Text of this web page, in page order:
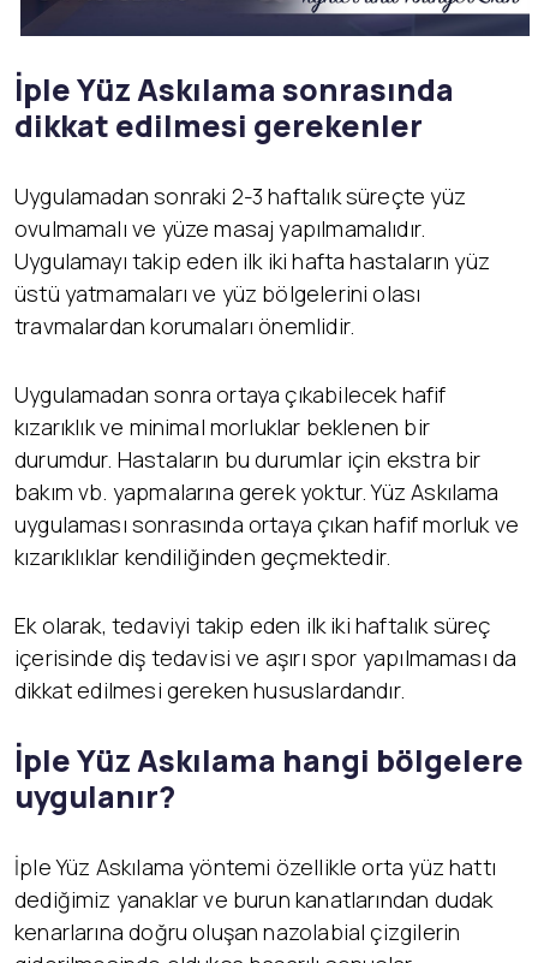
İple Yüz Askılama sonrasında
dikkat edilmesi gerekenler
Uygulamadan sonraki 2-3 haftalık süreçte yüz
ovulmamalı ve yüze masaj yapılmamalıdır.
Uygulamayı takip eden ilk iki hafta hastaların yüz
üstü yatmamaları ve yüz bölgelerini olası
travmalardan korumaları önemlidir.
Uygulamadan sonra ortaya çıkabilecek hafif
kızarıklık ve minimal morluklar beklenen bir
durumdur. Hastaların bu durumlar için ekstra bir
bakım vb. yapmalarına gerek yoktur. Yüz Askılama
uygulaması sonrasında ortaya çıkan hafif morluk ve
kızarıklıklar kendiliğinden geçmektedir.
Ek olarak, tedaviyi takip eden ilk iki haftalık süreç
içerisinde diş tedavisi ve aşırı spor yapılmaması da
dikkat edilmesi gereken hususlardandır.
İple Yüz Askılama hangi bölgelere
uygulanır?
İple Yüz Askılama yöntemi özellikle orta yüz hattı
dediğimiz yanaklar ve burun kanatlarından dudak
kenarlarına doğru oluşan nazolabial çizgilerin